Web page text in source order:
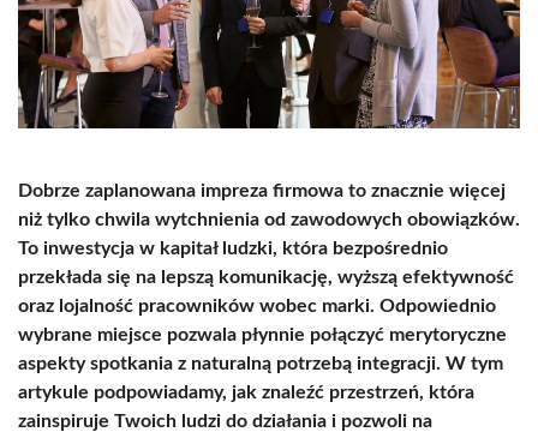
Dobrze zaplanowana impreza firmowa to znacznie więcej
niż tylko chwila wytchnienia od zawodowych obowiązków.
To inwestycja w kapitał ludzki, która bezpośrednio
przekłada się na lepszą komunikację, wyższą efektywność
oraz lojalność pracowników wobec marki. Odpowiednio
wybrane miejsce pozwala płynnie połączyć merytoryczne
aspekty spotkania z naturalną potrzebą integracji. W tym
artykule podpowiadamy, jak znaleźć przestrzeń, która
zainspiruje Twoich ludzi do działania i pozwoli na